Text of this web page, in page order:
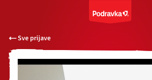
Sve prijave